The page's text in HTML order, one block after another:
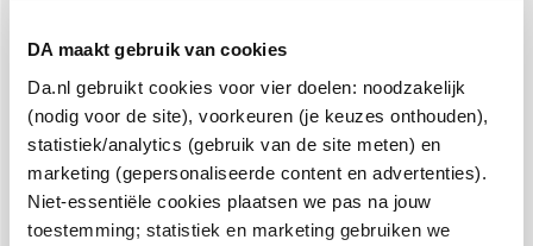
DA maakt gebruik van cookies
Da.nl gebruikt cookies voor vier doelen: noodzakelijk
(nodig voor de site), voorkeuren (je keuzes onthouden),
statistiek/analytics (gebruik van de site meten) en
marketing (gepersonaliseerde content en advertenties).
Niet-essentiële cookies plaatsen we pas na jouw
toestemming; statistiek en marketing gebruiken we
8.6 uit4.106 reviews
Over DA
Klantenservice
Assortiment